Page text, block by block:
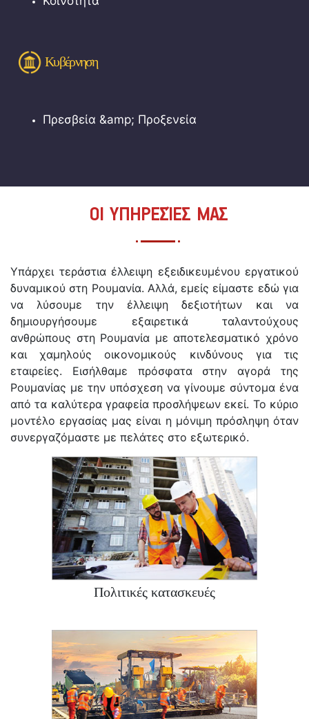
Κυβέρνηση
Πρεσβεία &amp; Προξενεία
ΟΙ ΥΠΗΡΕΣΊΕΣ ΜΑΣ
Υπάρχει τεράστια έλλειψη εξειδικευμένου εργατικού
δυναμικού στη Ρουμανία. Αλλά, εμείς είμαστε εδώ για
να λύσουμε την έλλειψη δεξιοτήτων και να
δημιουργήσουμε εξαιρετικά ταλαντούχους
ανθρώπους στη Ρουμανία με αποτελεσματικό χρόνο
και χαμηλούς οικονομικούς κινδύνους για τις
εταιρείες. Εισήλθαμε πρόσφατα στην αγορά της
Ρουμανίας με την υπόσχεση να γίνουμε σύντομα ένα
από τα καλύτερα γραφεία προσλήψεων εκεί. Το κύριο
μοντέλο εργασίας μας είναι η μόνιμη πρόσληψη όταν
συνεργαζόμαστε με πελάτες στο εξωτερικό.
Πολιτικές κατασκευές